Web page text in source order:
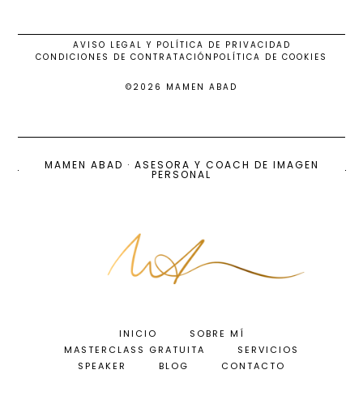
AVISO LEGAL Y POLÍTICA DE PRIVACIDAD
CONDICIONES DE CONTRATACIÓN POLÍTICA DE COOKIES
©2026 MAMEN ABAD
MAMEN ABAD · ASESORA Y COACH DE IMAGEN
PERSONAL
INICIO
SOBRE MÍ
MASTERCLASS GRATUITA
SERVICIOS
SPEAKER
BLOG CONTACTO